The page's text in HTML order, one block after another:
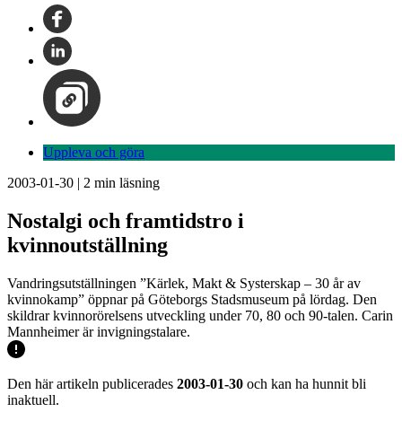
Uppleva och göra
2003-01-30 | 2 min läsning
Nostalgi och framtidstro i
kvinnoutställning
Vandringsutställningen ”Kärlek, Makt & Systerskap – 30 år av
kvinnokamp” öppnar på Göteborgs Stadsmuseum på lördag. Den
skildrar kvinnorörelsens utveckling under 70, 80 och 90-talen. Carin
Mannheimer är invigningstalare.
Den här artikeln publicerades 2003-01-30 och kan ha hunnit bli
inaktuell.